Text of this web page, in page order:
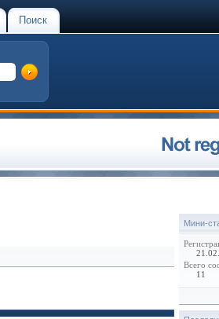
Поиск
Мини-
Всего
11